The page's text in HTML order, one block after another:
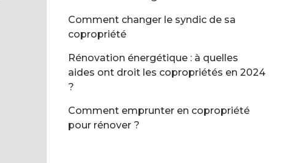
Comment changer le syndic de sa
copropriété
Rénovation énergétique : à quelles
aides ont droit les copropriétés en 2024
?
Comment emprunter en copropriété
pour rénover ?